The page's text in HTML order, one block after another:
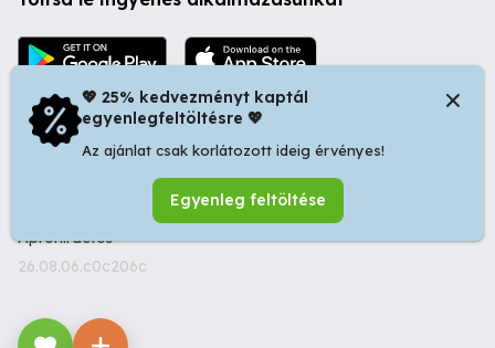
© 2026 Startapró S.R.L. | Bulevardul Dacia nr 34, Oradea
410346, Romania | Tax ID: RO44483373 -
Ingyenes
Apróhirdetés
26.08.06.c0c206c
💖 25% kedvezményt kaptál
egyenlegfeltöltésre 💖
Az ajánlat csak korlátozott ideig érvényes!
Egyenleg feltöltése